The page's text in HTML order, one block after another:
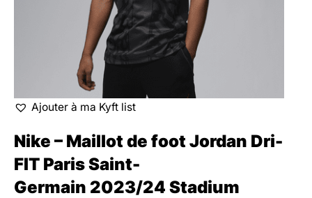
Ajouter à ma Kyft list
Nike – Maillot de foot Jordan Dri-
FIT Paris Saint-
Germain 2023/24 Stadium